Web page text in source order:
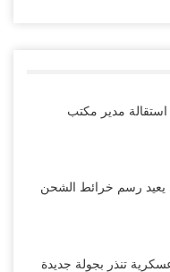
مدير مكتب
يعيد رسم خرائط الشحن
تنذر بجولة جديدة